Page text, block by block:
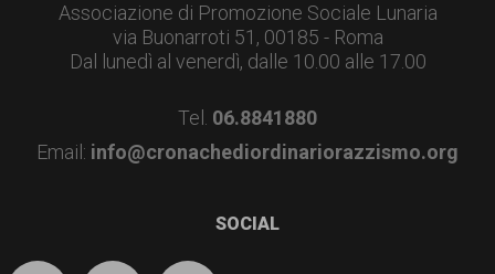
Associazione di Promozione Sociale Lunaria
via Buonarroti 51, 00185 - Roma
Dal lunedì al venerdì, dalle 10.00 alle 17.00
Tel. 06.8841880
Email: info@cronachediordinariorazzismo.org
SOCIAL